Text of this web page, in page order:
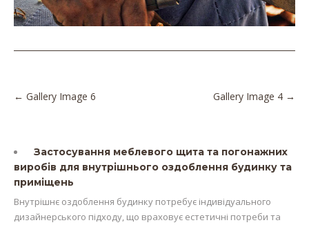
navigation
← Gallery Image 6 Gallery Image 4 →
Застосування меблевого щита та погонажних
виробів для внутрішнього оздоблення будинку та
приміщень
Внутрішнє оздоблення будинку потребує індивідуального
дизайнерського підходу, що враховує естетичні потреби та